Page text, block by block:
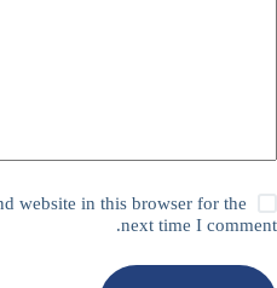
website in this browser for the
next time I comment.